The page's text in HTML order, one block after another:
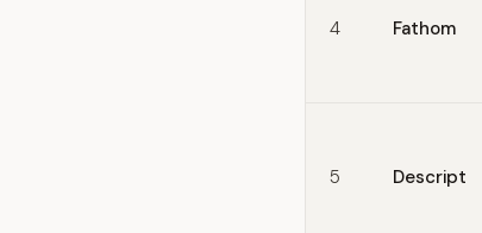
4 Fathom
5 Descript